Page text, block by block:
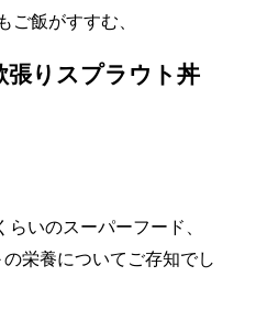
ご飯がすすむ、
張りスプラウト丼
いのスーパーフード、
の栄養についてご存知でし